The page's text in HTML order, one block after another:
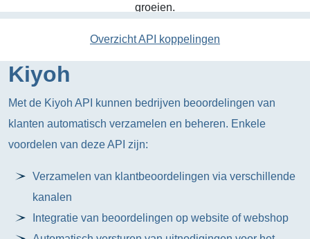
groeien.
Overzicht API koppelingen
Kiyoh
Met de Kiyoh API kunnen bedrijven beoordelingen van
klanten automatisch verzamelen en beheren. Enkele
voordelen van deze API zijn:
Verzamelen van klantbeoordelingen via verschillende
kanalen
Integratie van beoordelingen op website of webshop